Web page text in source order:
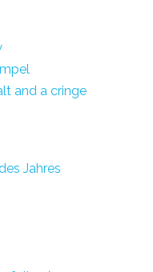
and a cringe
Jahres